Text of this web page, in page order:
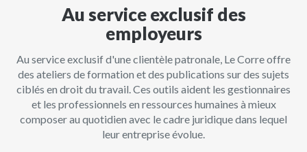
Au service exclusif des
employeurs
Au service exclusif d'une clientèle patronale, Le Corre offre
des ateliers de formation et des publications sur des sujets
ciblés en droit du travail. Ces outils aident les gestionnaires
et les professionnels en ressources humaines à mieux
composer au quotidien avec le cadre juridique dans lequel
leur entreprise évolue.